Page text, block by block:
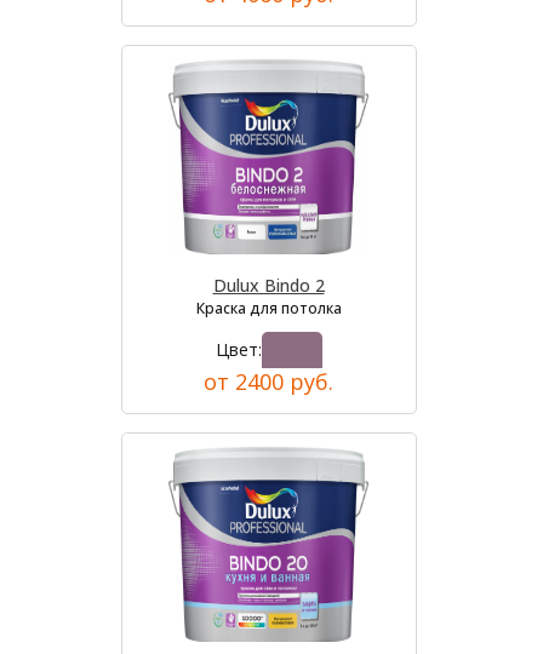
Dulux Bindo 2
Краска для потолка
Цвет:
от 2400 руб.